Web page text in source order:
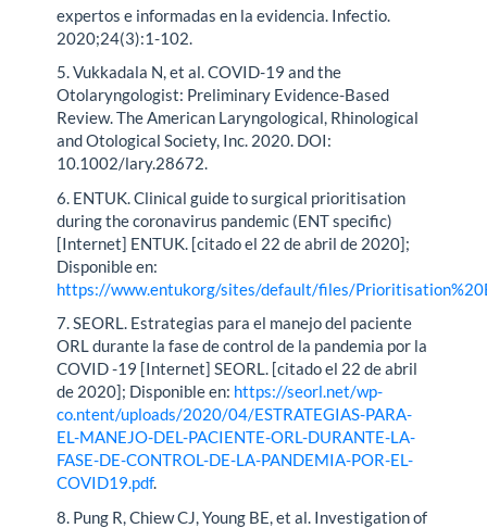
expertos e informadas en la evidencia. Infectio.
2020;24(3):1-102.
5. Vukkadala N, et al. COVID-19 and the
Otolaryngologist: Preliminary Evidence-Based
Review. The American Laryngological, Rhinological
and Otological Society, Inc. 2020. DOI:
10.1002/lary.28672.
6. ENTUK. Clinical guide to surgical prioritisation
during the coronavirus pandemic (ENT specific)
[Internet] ENTUK. [citado el 22 de abril de 2020];
Disponible en:
https://www.entukorg/sites/default/files/
7. SEORL. Estrategias para el manejo del paciente
ORL durante la fase de control de la pandemia por la
COVID -19 [Internet] SEORL. [citado el 22 de abril
de 2020]; Disponible en: https://seorl.net/wp-
co.ntent/uploads/2020/04/ESTRATEGIAS-PARA-
EL-MANEJO-DEL-PACIENTE-ORL-DURANTE-LA-
FASE-DE-CONTROL-DE-LA-PANDEMIA-POR-EL-
COVID19.pdf.
8. Pung R, Chiew CJ, Young BE, et al. Investigation of